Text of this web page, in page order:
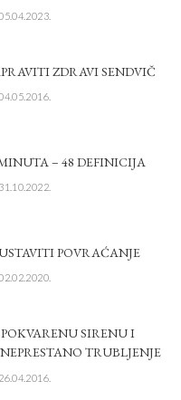
ZDRAVI SENDVIČ
– 48 DEFINICIJA
POVRAĆANJE
SIRENU I
TRUBLJENJE